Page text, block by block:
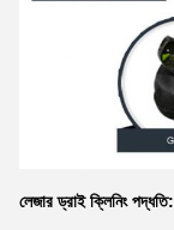
লেজার ড্রাই ক্লিনিং পদ্ধতি: